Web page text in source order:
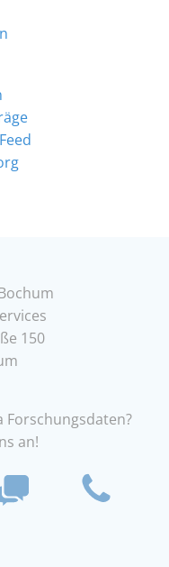
150
Forschungsdaten?
an!